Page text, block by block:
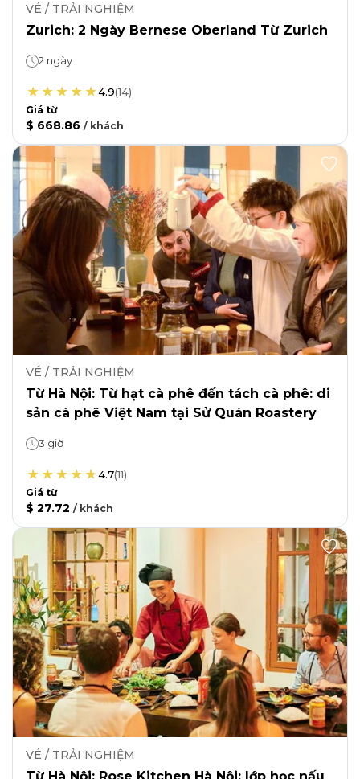
VÉ / TRẢI NGHIỆM
Zurich: 2 Ngày Bernese Oberland Từ Zurich
2 ngày
4.9(14)
Giá từ
$ 668.86 / khách
VÉ / TRẢI NGHIỆM
Từ Hà Nội: Từ hạt cà phê đến tách cà phê: di
sản cà phê Việt Nam tại Sử Quán Roastery
3 giờ
4.7(11)
Giá từ
$ 27.72 / khách
VÉ / TRẢI NGHIỆM